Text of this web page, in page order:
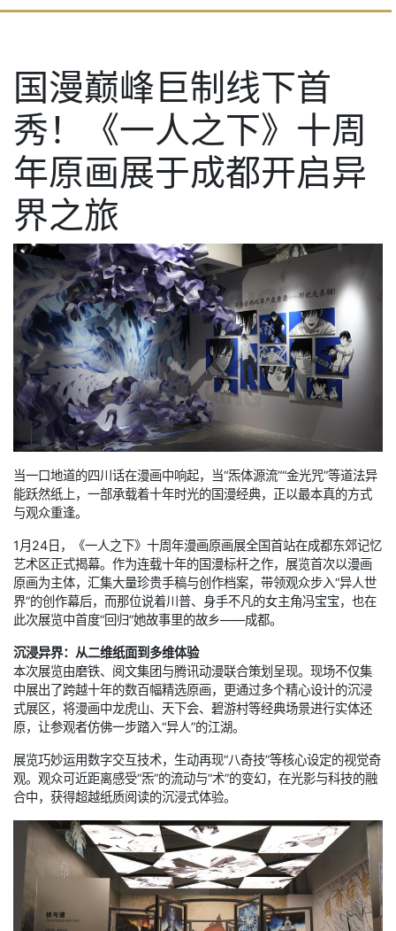
国漫巅峰巨制线下首
秀！《一人之下》十周
年原画展于成都开启异
界之旅
当一口地道的四川话在漫画中响起，当“炁体源流”“金光咒”等道法异
能跃然纸上，一部承载着十年时光的国漫经典，正以最本真的方式
与观众重逢。
1月24日，《一人之下》十周年漫画原画展全国首站在成都东郊记忆
艺术区正式揭幕。作为连载十年的国漫标杆之作，展览首次以漫画
原画为主体，汇集大量珍贵手稿与创作档案，带领观众步入“异人世
界”的创作幕后，而那位说着川普、身手不凡的女主角冯宝宝，也在
此次展览中首度“回归”她故事里的故乡——成都。
沉浸异界：从二维纸面到多维体验
本次展览由磨铁、阅文集团与腾讯动漫联合策划呈现。现场不仅集
中展出了跨越十年的数百幅精选原画，更通过多个精心设计的沉浸
式展区，将漫画中龙虎山、天下会、碧游村等经典场景进行实体还
原，让参观者仿佛一步踏入“异人”的江湖。
展览巧妙运用数字交互技术，生动再现“八奇技”等核心设定的视觉奇
观。观众可近距离感受“炁”的流动与“术”的变幻，在光影与科技的融
合中，获得超越纸质阅读的沉浸式体验。